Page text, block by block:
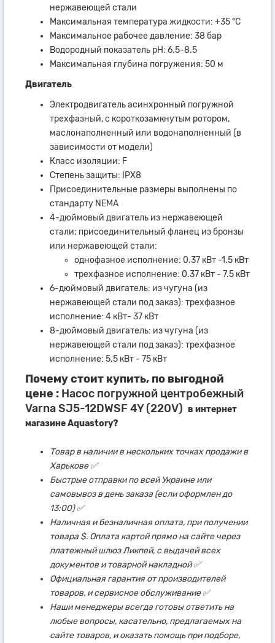
нержавеющей стали
Максимальная температура жидкости: +35 °С
Максимальное рабочее давление: 38 бар
Водородный показатель рН: 6.5-8.5
Максимальная глубина погружения: 50 м
Двигатель
Электродвигатель асинхронный погружной
трехфазный, с короткозамкнутым ротором,
маслонаполненный или водонаполненный (в
зависимости от модели)
Класс изоляции: F
Степень защиты: IPX8
Присоединительные размеры выполнены по
стандарту NEMA
4-дюймовый двигатель из нержавеющей
стали; присоединительный фланец из бронзы
или нержавеющей стали:
однофазное исполнение: 0.37 кВт -1.5 кВт
трехфазное исполнение: 0.37 кВт - 7.5 кВт
6-дюймовый двигатель: из чугуна (из
нержавеющей стали под заказ): трехфазное
исполнение: 4 кВт- 37 кВт
8-дюймовый двигатель: из чугуна (из
нержавеющей стали под заказ): трехфазное
исполнение: 5.5 кВт - 75 кВт
Почему стоит купить, по выгодной
цене : Насос погружной центробежный
Varna SJ5-12DWSF 4Y (220V) в интернет
магазине Aquastory?
Товар в наличии в нескольких точках продажи в
Харькове ✅
Быстрые отправки по всей Украине или
самовывоз в день заказа (если оформлен до
13:00) ✅
Наличная и безналичная оплата, при получении
товара $. Оплата картой прямо на сайте через
платежный шлюз Ликпей, с выдачей всех
документов и товарной накладной ✅
Официальная гарантия от производителей
товаров, и сервисное обслуживание ✅
Наши менеджеры всегда готовы ответить на
любые вопросы, касательно, предлагаемых на
сайте товаров, и оказать помощь при подборе,